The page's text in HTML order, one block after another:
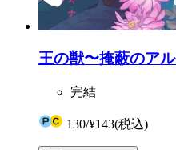
王の獣〜掩蔽のア
完結
130/¥143(税込)